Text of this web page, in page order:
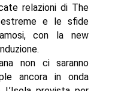
relazioni di The
e le sfide
con la new
non ci saranno
ancora in onda